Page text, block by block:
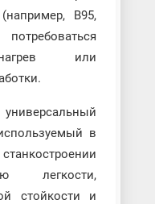
В95,
нагрев или
в
легкости,
стойкости и